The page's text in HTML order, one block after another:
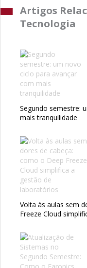
Artigos
Tecnologia
Segundo semestre:
mais tranquilidade
Volta às aulas sem
Freeze Cloud